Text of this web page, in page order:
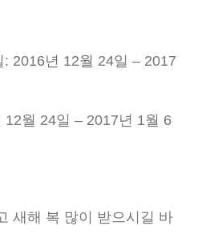
2016년 12월 24일 – 2017
12월 24일 – 2017년 1월 6
새해 복 많이 받으시길 바